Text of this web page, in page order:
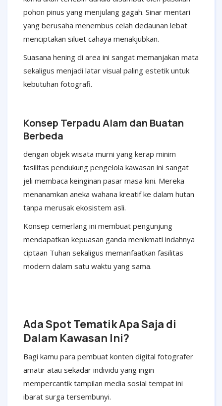
pohon pinus yang menjulang gagah. Sinar mentari
yang berusaha menembus celah dedaunan lebat
menciptakan siluet cahaya menakjubkan.
Suasana hening di area ini sangat memanjakan mata
sekaligus menjadi latar visual paling estetik untuk
kebutuhan fotografi.
Konsep Terpadu Alam dan Buatan
Berbeda
dengan objek wisata murni yang kerap minim
fasilitas pendukung pengelola kawasan ini sangat
jeli membaca keinginan pasar masa kini. Mereka
menanamkan aneka wahana kreatif ke dalam hutan
tanpa merusak ekosistem asli.
Konsep cemerlang ini membuat pengunjung
mendapatkan kepuasan ganda menikmati indahnya
ciptaan Tuhan sekaligus memanfaatkan fasilitas
modern dalam satu waktu yang sama.
Ada Spot Tematik Apa Saja di
Dalam Kawasan Ini?
Bagi kamu para pembuat konten digital fotografer
amatir atau sekadar individu yang ingin
mempercantik tampilan media sosial tempat ini
ibarat surga tersembunyi.